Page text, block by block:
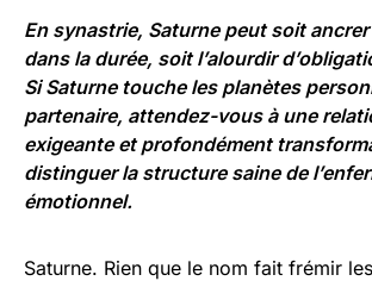
En synastrie, Saturne peut soit
dans la durée, soit l’alourdir
Si Saturne touche les planètes
partenaire, attendez-vous à une
exigeante et profondément
distinguer la structure saine de
émotionnel.
Saturne. Rien que le nom fait frémir